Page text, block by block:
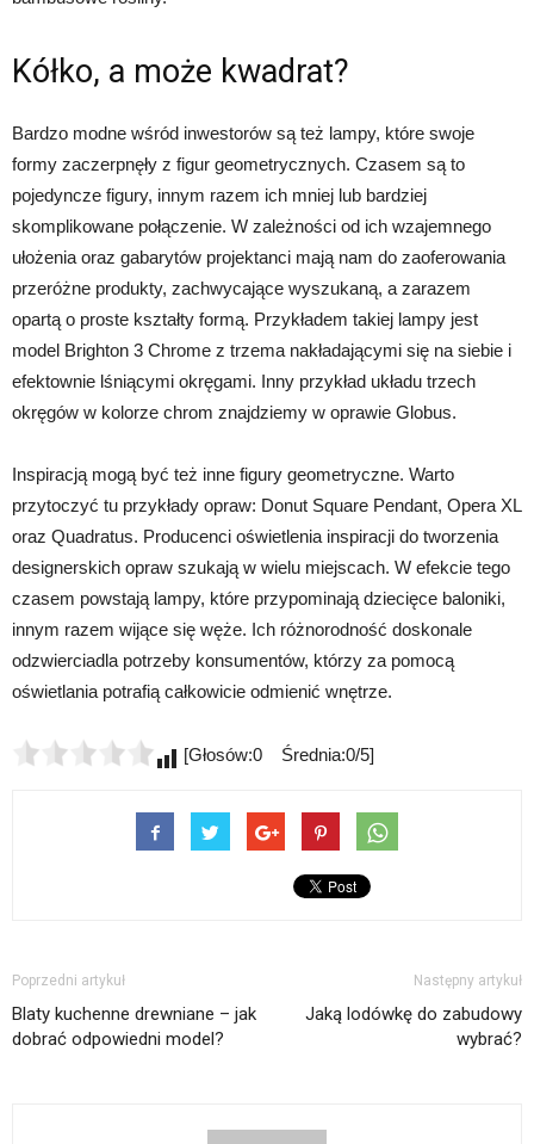
Kółko, a może kwadrat?
Bardzo modne wśród inwestorów są też lampy, które swoje
formy zaczerpnęły z figur geometrycznych. Czasem są to
pojedyncze figury, innym razem ich mniej lub bardziej
skomplikowane połączenie. W zależności od ich wzajemnego
ułożenia oraz gabarytów projektanci mają nam do zaoferowania
przeróżne produkty, zachwycające wyszukaną, a zarazem
opartą o proste kształty formą. Przykładem takiej lampy jest
model Brighton 3 Chrome z trzema nakładającymi się na siebie i
efektownie lśniącymi okręgami. Inny przykład układu trzech
okręgów w kolorze chrom znajdziemy w oprawie Globus.
Inspiracją mogą być też inne figury geometryczne. Warto
przytoczyć tu przykłady opraw: Donut Square Pendant, Opera XL
oraz Quadratus. Producenci oświetlenia inspiracji do tworzenia
designerskich opraw szukają w wielu miejscach. W efekcie tego
czasem powstają lampy, które przypominają dziecięce baloniki,
innym razem wijące się węże. Ich różnorodność doskonale
odzwierciadla potrzeby konsumentów, którzy za pomocą
oświetlania potrafią całkowicie odmienić wnętrze.
[Głosów:0 Średnia:0/5]
Poprzedni artykuł
Blaty kuchenne drewniane – jak
dobrać odpowiedni model?
Następny artykuł
Jaką lodówkę do zabudowy
wybrać?